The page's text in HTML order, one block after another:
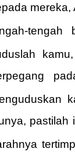
mereka,
tengah
pastilah